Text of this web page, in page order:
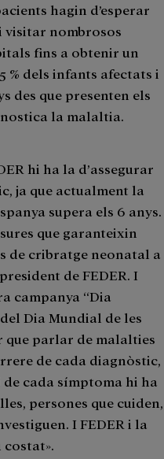
hagin d’esperar
visitar nombrosos
fins a obtenir un
% dels infants afectats i
des que presenten els
la malaltia.
hi ha la d’assegurar
ja que actualment la
supera els 6 anys.
que garanteixin
de cribratge neonatal a
de FEDER. I
campanya “Dia
Dia Mundial de les
que parlar de malalties
de cada diagnòstic,
cada símptoma hi ha
persones que cuiden,
I FEDER i la
costat».